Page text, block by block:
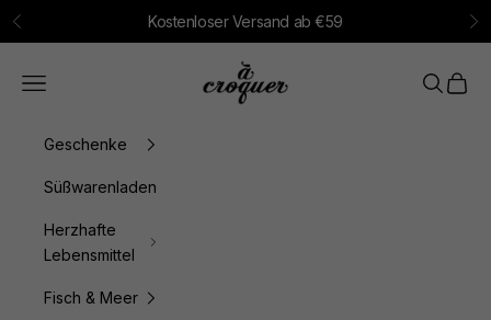
Zum Inhalt springen
Zurück Kostenloser Versand ab €59
à croquer
Menü Suchen
Geschenke
Süßwarenladen
Herzhafte
Lebensmittel
Fisch & Meer